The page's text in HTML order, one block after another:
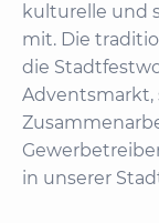
kulturelle und
mit. Die
die
Adventsmarkt,
in unserer